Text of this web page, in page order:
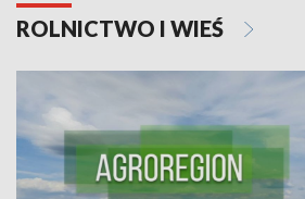
ROLNICTWO I WIEŚ